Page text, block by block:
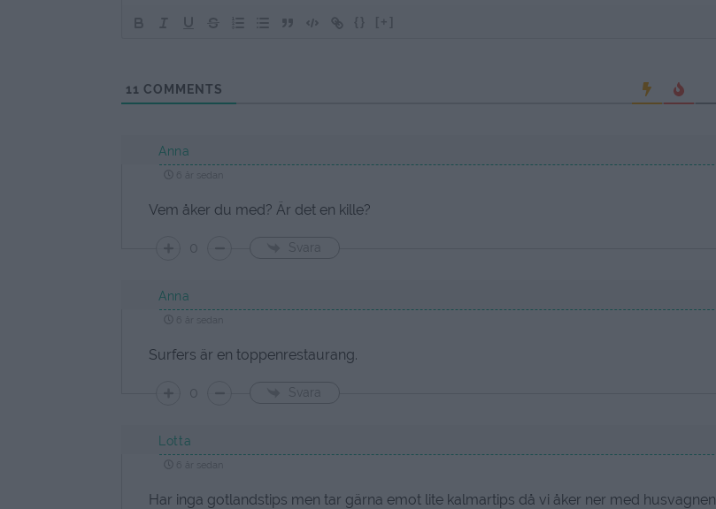
{} [+]
11 COMMENTS
Anna
Vem åker du med? Är det en kille?
0 Svara
Anna
Surfers är en toppenrestaurang.
0 Svara
Lotta
Har inga gotlandstips men tar gärna emot lite kalmartips då vi åker ner med husvagnen